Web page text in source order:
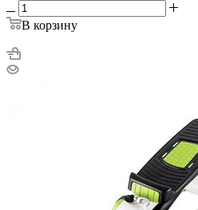
В корзину